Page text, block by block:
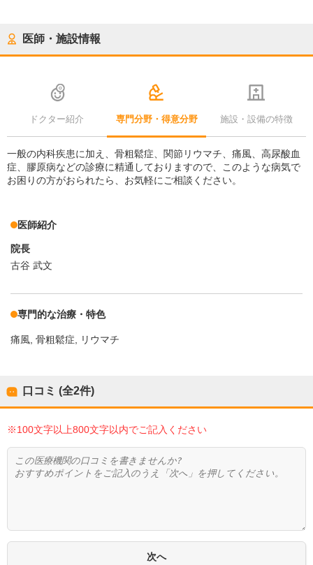
医師・施設情報
ドクター紹介 専門分野・得意分野 施設・設備の特徴
一般の内科疾患に加え、骨粗鬆症、関節リウマチ、痛風、高尿酸血
症、膠原病などの診療に精通しておりますので、このような病気で
お困りの方がおられたら、お気軽にご相談ください。
医師紹介
院長
古谷 武文
専門的な治療・特色
痛風 骨粗鬆症 リウマチ
口コミ (全2件)
※100文字以上800文字以内でご記入ください